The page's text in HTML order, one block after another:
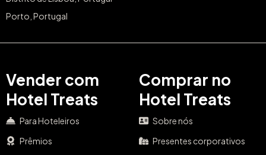
Porto, Portugal
Vender com
Hotel Treats
Para Hoteleiros
Prêmios
Comprar no
Hotel Treats
Sobre nós
Presentes corporativos